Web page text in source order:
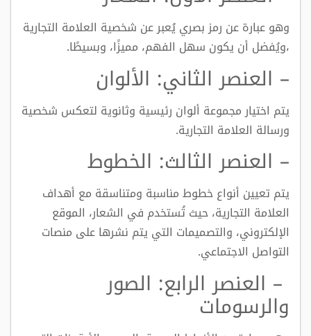
وهو عبارة عن رمز بصري يُعبر عن شخصية العلامة التجارية
،ويُفضل أن يكون سهل الفهم، مميزًا، وبسيطًا.
– العنصر الثاني: الألوان
يتم اختيار مجموعة ألوان رئيسية وثانوية لتعكس شخصية
ورسالة العلامة التجارية.
– العنصر الثالث: الخطوط
يتم تعيين أنواع خطوط مناسبة ومتناسقة مع أهداف
العلامة التجارية، حيث تُستخدم في الشعار، الموقع
الإلكتروني، والتصميمات التي يتم نشرها على منصات
التواصل الاجتماعي.
– العنصر الرابع: الصور
والرسومات